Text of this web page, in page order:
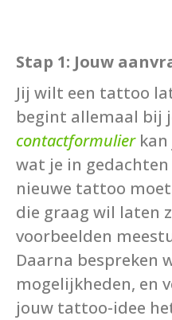
Stap 1: Jouw
Jij wilt een tattoo
begint allemaal bij
contactformulierkan
wat je in
nieuwe tattoo
die graag wil laten
voorbeelden
Daarna bespreken
mogelijkheden, en
jouw tattoo-idee